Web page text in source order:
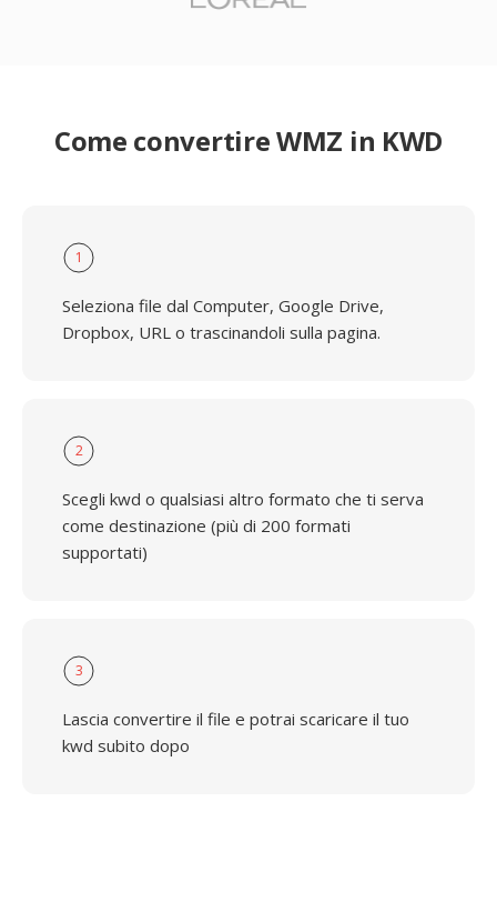
Come convertire WMZ in KWD
1
Seleziona file dal Computer, Google Drive,
Dropbox, URL o trascinandoli sulla pagina.
2
Scegli kwd o qualsiasi altro formato che ti serva
come destinazione (più di 200 formati
supportati)
3
Lascia convertire il file e potrai scaricare il tuo
kwd subito dopo